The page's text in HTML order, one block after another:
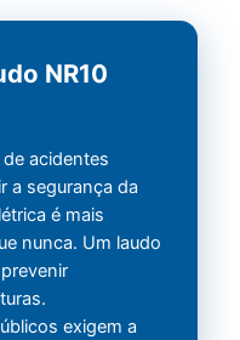
NR10
acidentes
a segurança da
é mais
nunca. Um laudo
exigem a